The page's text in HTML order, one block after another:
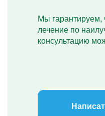
Мы гарантируем,
лечение по
консультацию